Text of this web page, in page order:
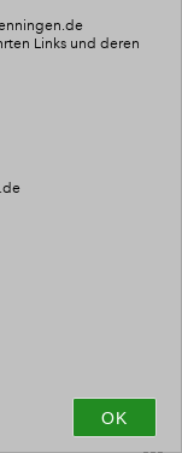
NOAA, USGS
Links und deren
OK